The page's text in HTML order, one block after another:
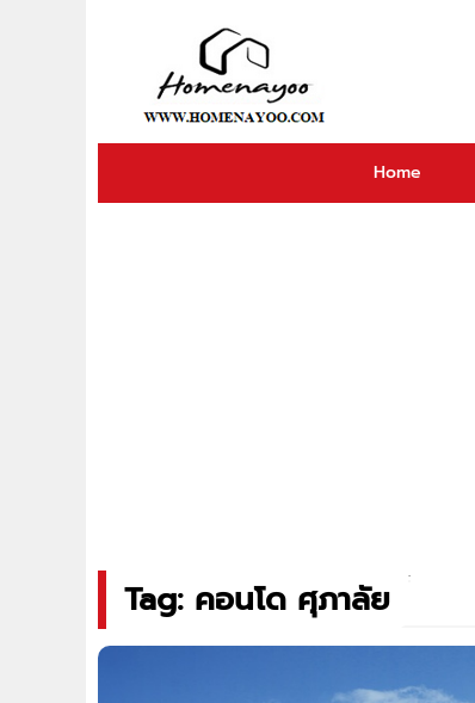
Home
Tag: คอนโด ศุภาลัย